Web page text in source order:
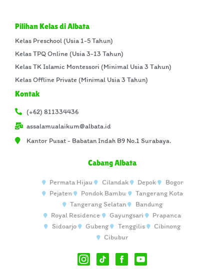
Pilihan Kelas di Albata
Kelas Preschool (Usia 1-5 Tahun)
Kelas TPQ Online (Usia 3-13 Tahun)
Kelas TK Islamic Montessori (Minimal Usia 3 Tahun)
Kelas Offline Private (Minimal Usia 3 Tahun)
Kontak
(+62) 811334436
assalamualaikum@albata.id
Kantor Pusat - Babatan Indah B9 No.1 Surabaya.
Cabang Albata
Permata Hijau Cilandak Depok
Bogor
Pejaten
Pondok Bambu
Tangerang Kota
Tangerang Selatan
Bandung
Royal Residence
Gayungsari
Prapanca
Sidoarjo
Gubeng Tenggilis
Cibinong
Cibubur